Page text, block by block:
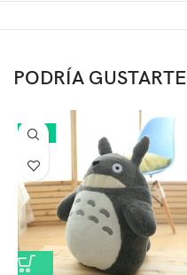
incorporar un poco de magia y
PODRÍA GUSTARTE
-25%